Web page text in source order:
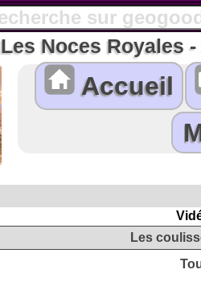
Les Noces Royales
Accueil
Les